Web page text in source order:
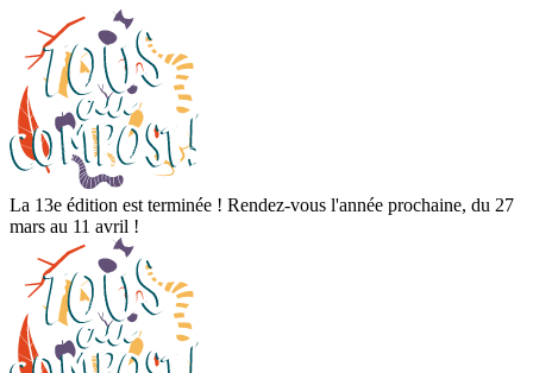
La 13e édition est terminée ! Rendez-vous l'année prochaine, du 27
mars au 11 avril !